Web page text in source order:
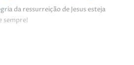
da ressurreição de Jesus esteja
sempre!